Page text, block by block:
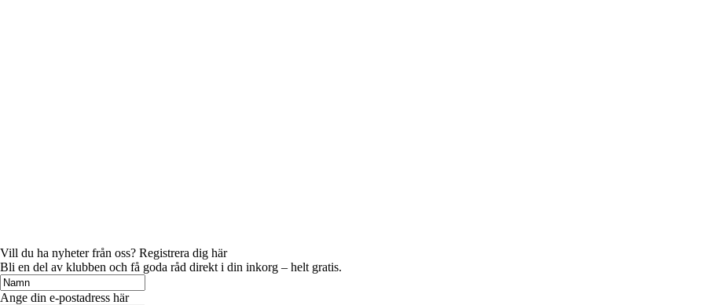
Vill du ha nyheter från oss? Registrera dig här
Bli en del av klubben och få goda råd direkt i din inkorg – helt gratis.
Ange din e-postadress här